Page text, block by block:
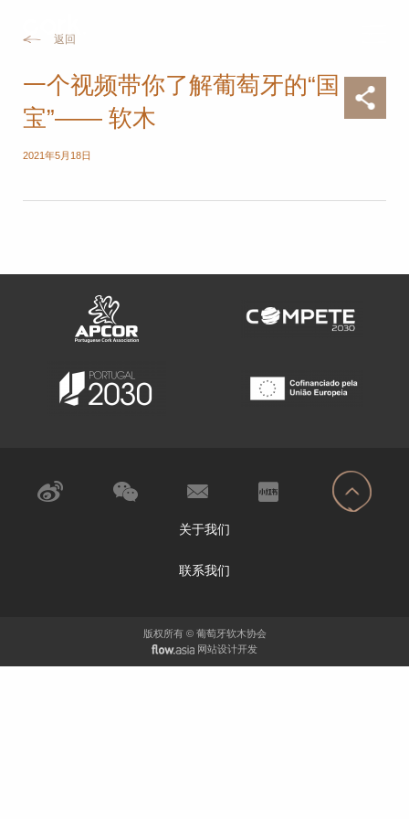
返回
一个视频带你了解葡萄牙的“国
宝”—— 软木
2021年5月18日
关于我们
联系我们
版权所有 © 葡萄牙软木协会
网站设计开发